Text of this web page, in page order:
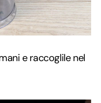
e raccoglile nel